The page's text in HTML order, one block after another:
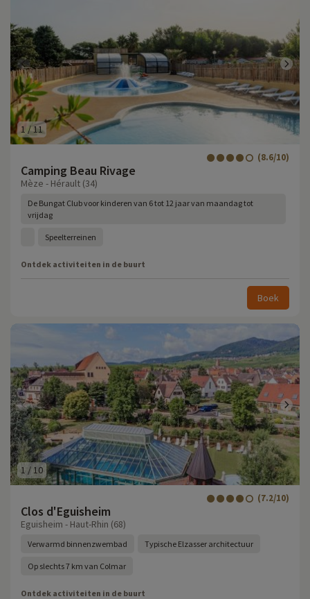
1 /11
Camping Beau Rivage
(8.6/10)
Mèze - Hérault (34)
De Bungat Club voor kinderen van 6 tot 12 jaar van maandag tot
vrijdag
Speelterreinen
Ontdek activiteiten in de buurt
Boek
1 / 10
Clos d'Eguisheim
(7.2/10)
Eguisheim - Haut-Rhin (68)
Verwarmd binnenzwembad Typische Elzasser architectuur
Op slechts 7 km van Colmar
Ontdek activiteiten in de buurt